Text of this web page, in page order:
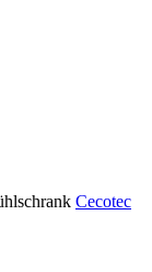
Cecotec